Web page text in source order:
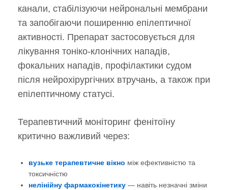
канали, стабілізуючи нейрональні мембрани
та запобігаючи поширенню епілептичної
активності. Препарат застосовується для
лікування тоніко-клонічних нападів,
фокальних нападів, профілактики судом
після нейрохірургічних втручань, а також при
епілептичному статусі.
Терапевтичний моніторинг фенітоїну
критично важливий через:
вузьке терапевтичне вікно між ефективністю та
токсичністю
нелінійну фармакокінетику — навіть незначні зміни